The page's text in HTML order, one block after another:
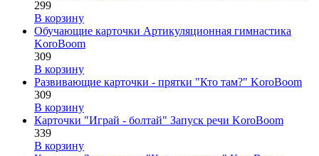
299
В корзину
Обучающие карточки Артикуляционная гимнастика
KoroBoom
309
В корзину
Развивающие карточки - прятки "Кто там?" KoroBoom
309
В корзину
Карточки "Играй - болтай" Запуск речи KoroBoom
339
В корзину